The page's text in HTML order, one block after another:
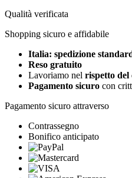
Qualità verificata
Shopping sicuro e affidabile
Italia: spedizione
Reso gratuito
Lavoriamo nel rispetto del
Pagamento sicuro con
Pagamento sicuro attraverso
Contrassegno
Bonifico anticipato